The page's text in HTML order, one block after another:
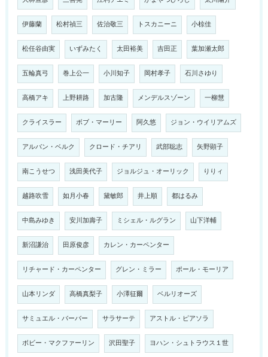
伊藤蘭 松村禎三 佐治敬三 トスカニーニ 小椋佳
松任谷由実 いずみたく 太田裕美 吉田正 葉加瀬太郎
五輪真弓 巻上公一 小川知子 岡村孝子 石川さゆり
高橋アキ 上野耕路 加古隆 メンデルスゾーン 一柳慧
クライスラー ボブ・マーリー 阿久悠 ジョン・ウイリアムズ
アルバン・ベルク クロード・チアリ 武部聡志 矢野顕子
南こうせつ 浅田美代子 ジョルジュ・オーリック りりィ
越路吹雪 如月小春 黛敏郎 井上順 都はるみ
中島みゆき 安川加壽子 ミシェル・ルグラン 山下洋輔
新沼謙治 田原俊彦 カレン・カーペンター
リチャード・カーペンター グレン・ミラー ポール・モーリア
山本リンダ 高橋真梨子 小澤征爾 ベルリオーズ
サミュエル・バーバー サラサーテ アストル・ピアソラ
ボビー・マクファーリン 沢田聖子 ヨハン・シュトラウス１世